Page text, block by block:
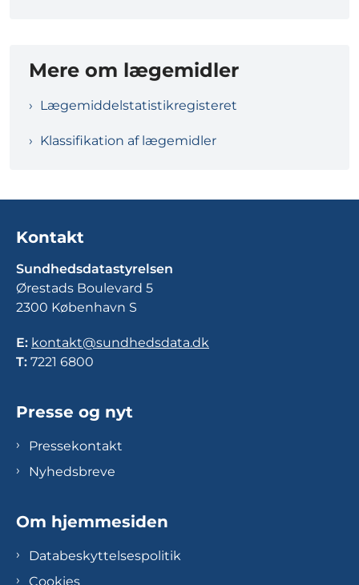
Mere om lægemidler
Lægemiddelstatistikregisteret
Klassifikation af lægemidler
Kontakt
Sundhedsdatastyrelsen
Ørestads Boulevard 5
2300 København S
E: kontakt@sundhedsdata.dk
T: 7221 6800
Presse og nyt
Pressekontakt
Nyhedsbreve
Om hjemmesiden
Databeskyttelsespolitik
Cookies